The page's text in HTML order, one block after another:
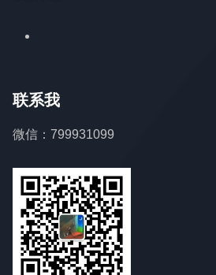
联系我
微信：799931099